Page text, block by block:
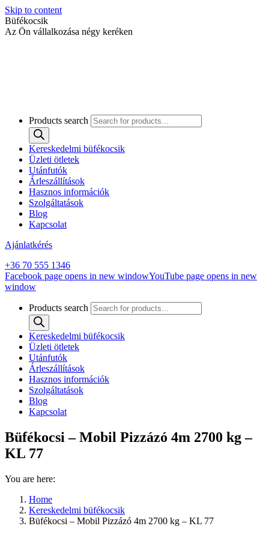
Skip to content
Büfékocsik
Az Ön vállalkozása négy keréken
Products search
Kereskedelmi büfékocsik
Üzleti ötletek
Utánfutók
Árleszállítások
Hasznos információk
Szolgáltatások
Blog
Kapcsolat
Ajánlatkérés
+36 70 555 1346
Facebook page opens in new windowYouTube page opens in new
window
Products search
Kereskedelmi büfékocsik
Üzleti ötletek
Utánfutók
Árleszállítások
Hasznos információk
Szolgáltatások
Blog
Kapcsolat
Büfékocsi – Mobil Pizzázó 4m 2700 kg –
KL 77
You are here:
Home
Kereskedelmi büfékocsik
Büfékocsi – Mobil Pizzázó 4m 2700 kg – KL 77